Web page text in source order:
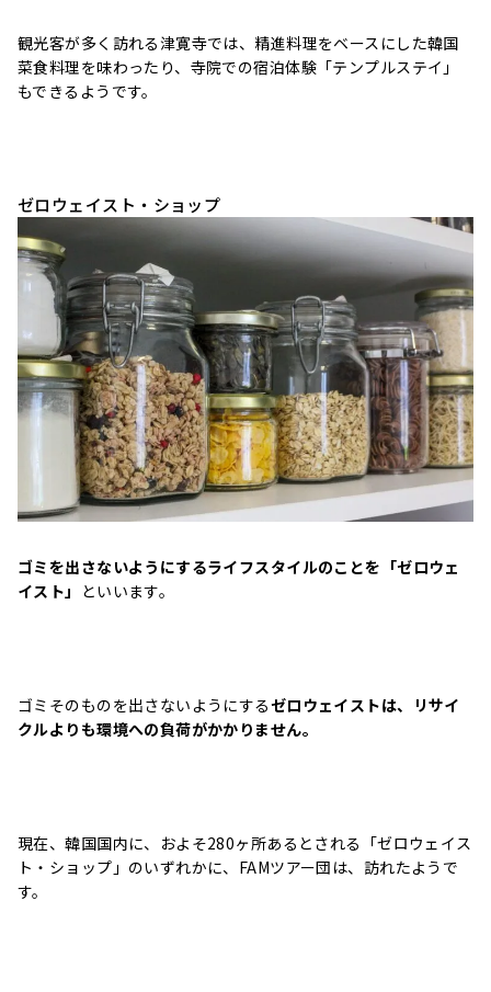
観光客が多く訪れる津寛寺では、精進料理をベースにした韓国
菜食料理を味わったり、寺院での宿泊体験「テンプルステイ」
もできるようです。
ゼロウェイスト・ショップ
ゴミを出さないようにするライフスタイルのことを「ゼロウェ
イスト」 といいます。
ゴミそのものを出さないようにするゼロウェイストは、リサイ
クルよりも環境への負荷がかかりません。
現在、韓国国内に、およそ280ヶ所あるとされる「ゼロウェイス
ト・ショップ」のいずれかに、 FAMツアー団は、訪れたようで
す。